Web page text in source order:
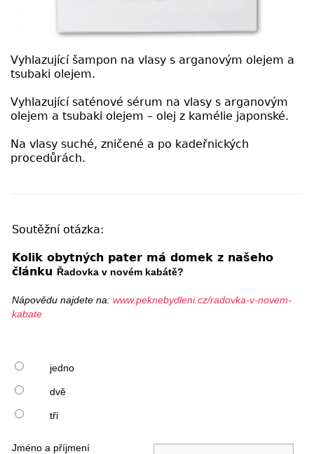
Vyhlazující šampon na vlasy s arganovým olejem a
tsubaki olejem.
Vyhlazující saténové sérum na vlasy s arganovým
olejem a tsubaki olejem – olej z kamélie japonské.
Na vlasy suché, zničené a po kadeřnických
procedůrách.
Soutěžní otázka:
Kolik obytných pater má domek z našeho
článku Řadovka v novém kabátě?
Nápovědu najdete na: www.peknebydleni.cz/radovka-v-novem-
kabate
jedno
dvě
tři
Jméno a příjmení